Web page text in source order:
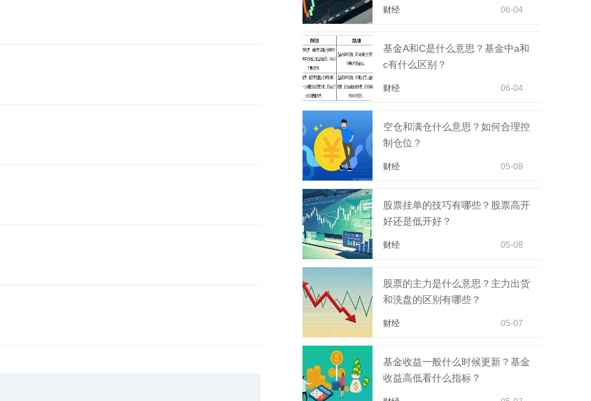
财经 06-04
基金A和C是什么意思？基金中a和
c有什么区别？
财经 06-04
空仓和满仓什么意思？如何合理控
制仓位？
财经 05-08
股票挂单的技巧有哪些？股票高开
好还是低开好？
财经 05-08
股票的主力是什么意思？主力出货
和洗盘的区别有哪些？
财经 05-07
基金收益一般什么时候更新？基金
收益高低看什么指标？